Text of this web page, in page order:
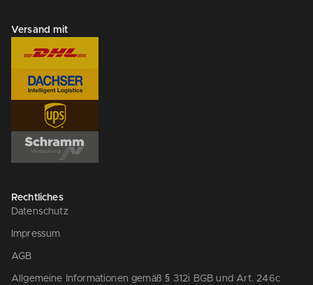
Versand mit
Rechtliches
Datenschutz
Impressum
AGB
Allgemeine Informationen gemäß § 312i BGB und Art. 246c